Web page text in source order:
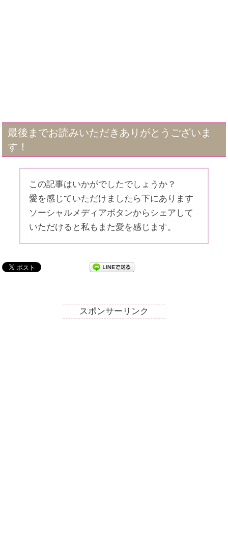
最後までお読みいただきありがとうございま
す！
この記事はいかがでしたでしょうか？
愛を感じていただけましたら下にあります
ソーシャルメディアボタンからシェアして
いただけると私もまた愛を感じます。
スポンサーリンク